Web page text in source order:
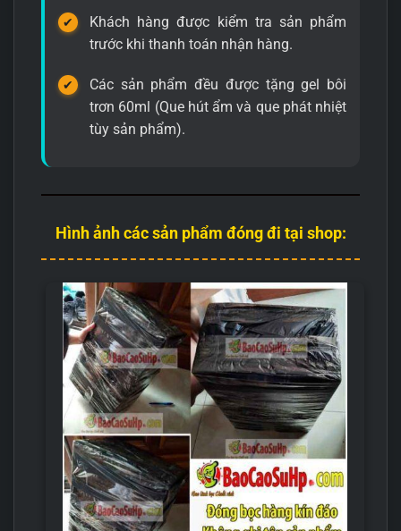
Khách hàng được kiểm tra sản phẩm
trước khi thanh toán nhận hàng.
Các sản phẩm đều được tặng gel bôi
trơn 60ml (Que hút ẩm và que phát nhiệt
tùy sản phẩm).
Hình ảnh các sản phẩm đóng đi tại shop: